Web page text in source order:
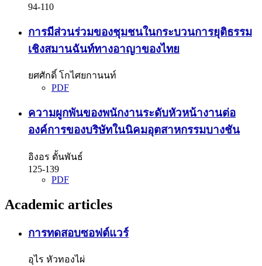
94-110
การมีส่วนร่วมของชุมชนในกระบวนการยุติธรรม
เชิงสมานฉันท์ทางอาญาของไทย
ยศศักดิ์ โกไศยกานนท์
PDF
ความผูกพันของพนักงานระดับหัวหน้างานต่อ
องค์การของบริษัทในนิคมอุตสาหกรรมบางชัน
อิงอร ตั้นพันธ์
125-139
PDF
Academic articles
การทดสอบซอฟต์แวร์
อุไร หัวทองไผ่